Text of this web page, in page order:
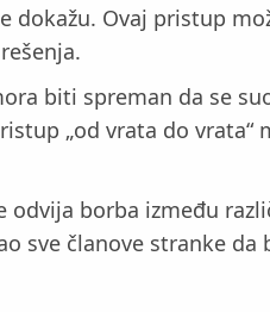
Ovaj pristup
biti spreman da se
„od vrata do
borba između
sve članove stranke